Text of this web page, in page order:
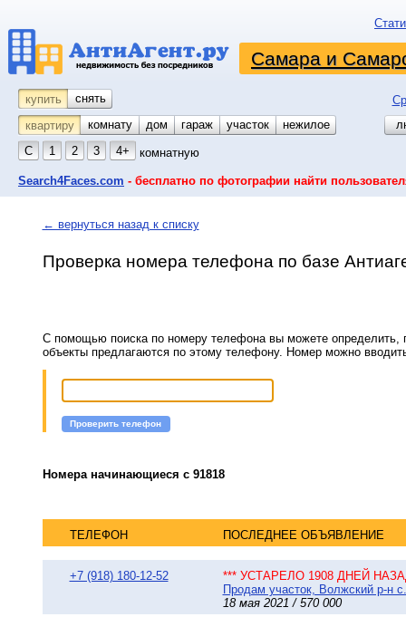
Самара и
купить снять
квартиру
комнату койко-место
дом гараж участок
нежилое
С
1 2 3 4+ комнатную
Search4Faces.com - бесплатно по фотографии найти
← вернуться назад к списку
Проверка номера телефона по базе
С помощью поиска по номеру телефона вы можете определить,
объекты предлагаются по этому телефону. Номер можно
Проверить телефон
Номера начинающиеся с 91818
ТЕЛЕФОН ПОСЛЕДНЕЕ ОБЪЯВЛЕНИЕ
+7 (918) 180-12-52
*** УСТАРЕЛО 1908 ДНЕЙ
Продам участок, Волжский р-н
18 мая 2021 / 570 000